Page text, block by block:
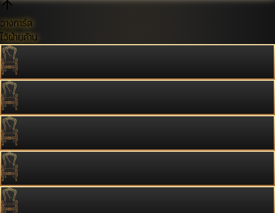
วางการ์ด
ไว้ฝ่ายค้าน